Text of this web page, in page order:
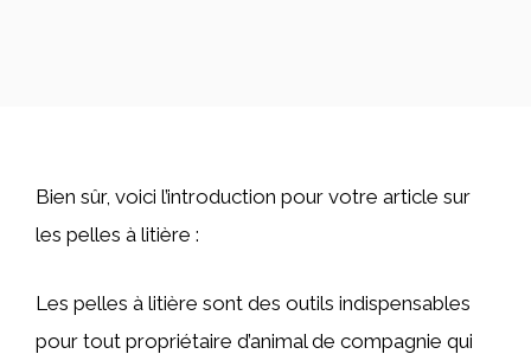
Bien sûr, voici l’introduction pour votre article sur
les pelles à litière :
Les pelles à litière sont des outils indispensables
pour tout propriétaire d’animal de compagnie qui